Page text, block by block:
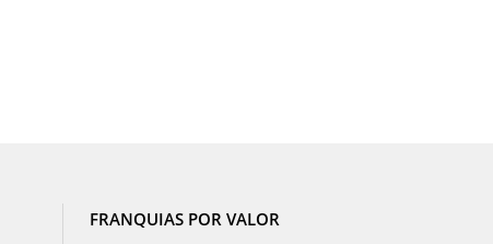
FRANQUIAS POR VALOR